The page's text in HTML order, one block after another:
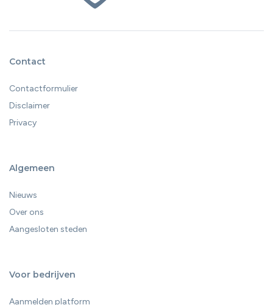
Contact
Contactformulier
Disclaimer
Privacy
Algemeen
Nieuws
Over ons
Aangesloten steden
Voor bedrijven
Aanmelden platform